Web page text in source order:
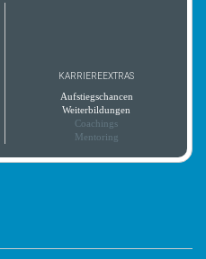
KARRIEREEXTRAS
Aufstiegschancen
Weiterbildungen
Coachings
Mentoring